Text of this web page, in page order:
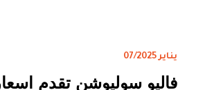
يناير 07/2025
فاليو سوليوشن تقدم